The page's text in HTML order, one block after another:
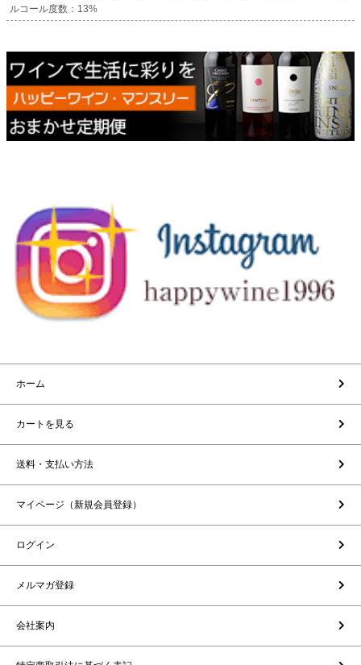
ルコール度数：13%
ホーム
カートを見る
送料・支払い方法
マイページ（新規会員登録）
ログイン
メルマガ登録
会社案内